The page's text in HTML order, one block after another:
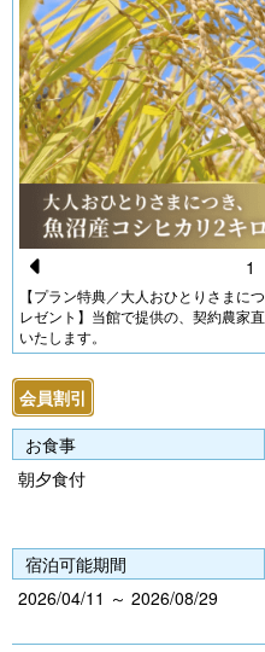
Pr
e
o
u
s
【プラン特典／大人おひとりさまに
レゼント】当館で提供の、契約農家
いたします。
1
会員割引
お食事
朝夕食付
宿泊可能期間
2026/04/11 ～ 2026/08/29